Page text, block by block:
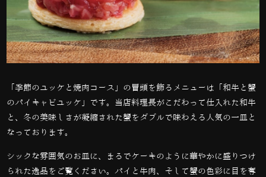
「季節のユッケと焼肉コース」の冒頭を飾るメニューは「和牛と蟹
のパイキャビユッケ」です。当店料理長がこだわって仕入れた和牛
と、冬の美味しさが凝縮された蟹をダブルで味わえる人気の一皿と
なっております。
シックな雰囲気のお皿に、まるでケーキのように華やかに盛りつけ
られた逸品をご覧ください。パイと牛肉、そして蟹の色彩に目を奪